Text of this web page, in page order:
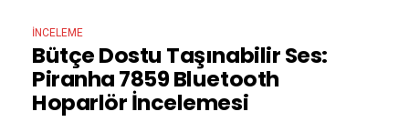
İNCELEME
Bütçe Dostu Taşınabilir Ses:
Piranha 7859 Bluetooth
Hoparlör İncelemesi